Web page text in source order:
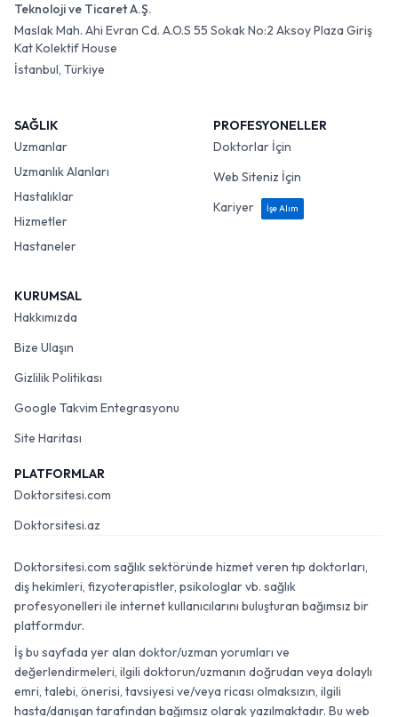
Teknoloji ve Ticaret A.Ş.
Maslak Mah. Ahi Evran Cd. A.O.S 55 Sokak No:2 Aksoy Plaza Giriş
Kat Kolektif House
İstanbul, Türkiye
SAĞLIK
Uzmanlar
Uzmanlık Alanları
Hastalıklar
Hizmetler
Hastaneler
PROFESYONELLER
Doktorlar İçin
Web Siteniz İçin
Kariyer
İşe Alım
KURUMSAL
Hakkımızda
Bize Ulaşın
Gizlilik Politikası
Google Takvim Entegrasyonu
Site Haritası
PLATFORMLAR
Doktorsitesi.com
Doktorsitesi.az
Doktorsitesi.com sağlık sektöründe hizmet veren tıp doktorları,
diş hekimleri, fizyoterapistler, psikologlar vb. sağlık
profesyonelleri ile internet kullanıcılarını buluşturan bağımsız bir
platformdur.
İş bu sayfada yer alan doktor/uzman yorumları ve
değerlendirmeleri, ilgili doktorun/uzmanın doğrudan veya dolaylı
emri, talebi, önerisi, tavsiyesi ve/veya ricası olmaksızın, ilgili
hasta/danışan tarafından bağımsız olarak yazılmaktadır. Bu web